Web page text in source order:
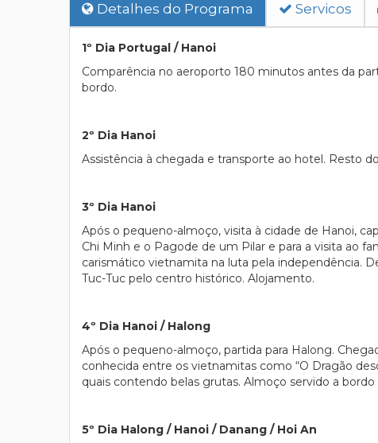
Detalhes do Programa Servicos
1º Dia Portugal / Hanoi
Comparência no aeroporto 180 minutos antes da
bordo.
2º Dia Hanoi
Assistência à chegada e transporte ao hotel. Resto
3º Dia Hanoi
Após o pequeno-almoço, visita à cidade de Hanoi,
Chi Minh e o Pagode de um Pilar e para a visita ao
carismático vietnamita na luta pela independência.
Tuc-Tuc pelo centro histórico. Alojamento.
4º Dia Hanoi / Halong
Após o pequeno-almoço, partida para Halong.
conhecida entre os vietnamitas como “O Dragão
quais contendo belas grutas. Almoço servido a
5º Dia Halong / Hanoi / Danang / Hoi An